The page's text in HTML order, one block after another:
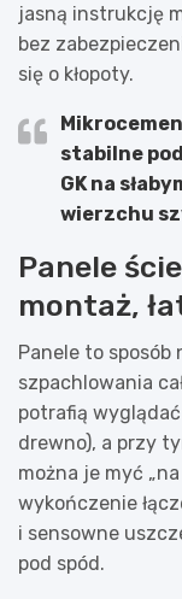
jasną instrukcję
bez
się o kłopoty.
stabilne
GK na
wierzchu
Panele
montaż,
Panele to sposób
szpachlowania
potrafią
drewno), a przy
można je myć
wykończenie
i sensowne
pod spód.